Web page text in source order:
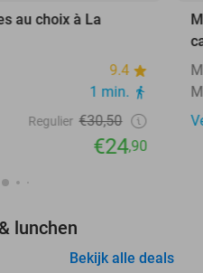
au choix à La
9.4
1 min.
Regulier €30,50
€24,90
lunchen
Bekijk alle deals